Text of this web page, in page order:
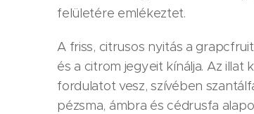
felületére emlékeztet.
A friss, citrusos nyitás a
és a citrom jegyeit kínálja. Az illat
fordulatot vesz, szívében
pézsma, ámbra és cédrusfa